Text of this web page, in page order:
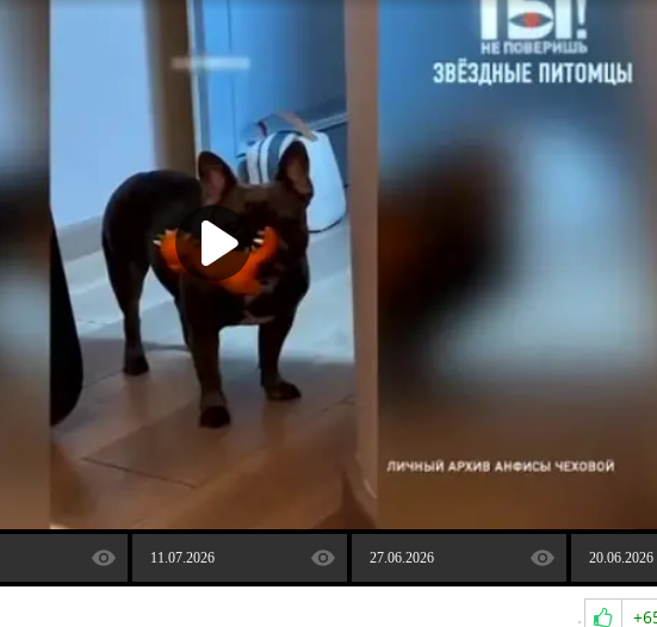
11.07.2026 27.06.2026 20.06.2026